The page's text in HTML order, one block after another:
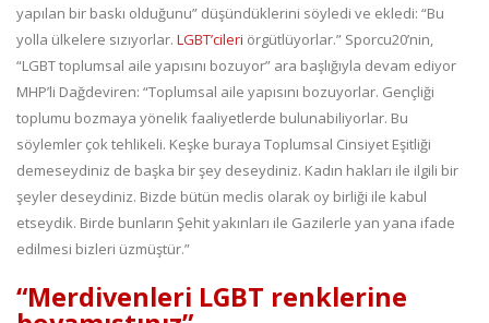
yapılan bir baskı olduğunu” düşündüklerini söyledi ve ekledi: “Bu
yolla ülkelere sızıyorlar. LGBT’cileri örgütlüyorlar.” Sporcu20’nin,
“LGBT toplumsal aile yapısını bozuyor” ara başlığıyla devam ediyor
MHP’li Dağdeviren: “Toplumsal aile yapısını bozuyorlar. Gençliği
toplumu bozmaya yönelik faaliyetlerde bulunabiliyorlar. Bu
söylemler çok tehlikeli. Keşke buraya Toplumsal Cinsiyet Eşitliği
demeseydiniz de başka bir şey deseydiniz. Kadın hakları ile ilgili bir
şeyler deseydiniz. Bizde bütün meclis olarak oy birliği ile kabul
etseydik. Birde bunların Şehit yakınları ile Gazilerle yan yana ifade
edilmesi bizleri üzmüştür.”
“Merdivenleri LGBT renklerine